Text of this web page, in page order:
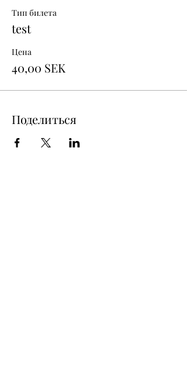
Тип билета
test
Цена
40,00 SEK
Поделиться